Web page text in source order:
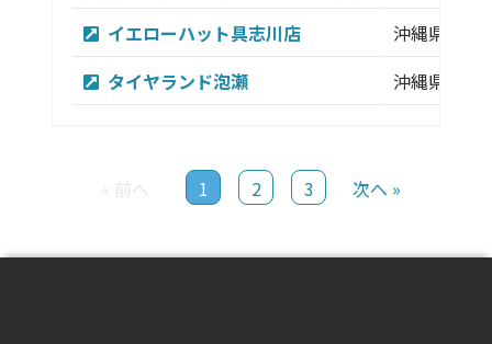
イエローハット具志川店
沖縄県
タイヤランド泡瀬
沖縄県
« 前へ 1 2 3 次へ »